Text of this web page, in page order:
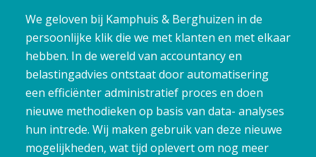
We geloven bij Kamphuis & Berghuizen in de
persoonlijke klik die we met klanten en met elkaar
hebben. In de wereld van accountancy en
belastingadvies ontstaat door automatisering
een efficiënter administratief proces en doen
nieuwe methodieken op basis van data- analyses
hun intrede. Wij maken gebruik van deze nieuwe
mogelijkheden, wat tijd oplevert om nog meer